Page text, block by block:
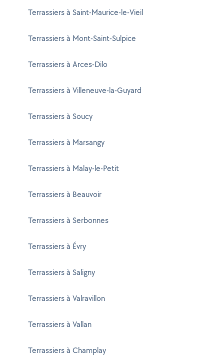
Terrassiers à Saint-Maurice-le-Vieil
Terrassiers à Mont-Saint-Sulpice
Terrassiers à Arces-Dilo
Terrassiers à Villeneuve-la-Guyard
Terrassiers à Soucy
Terrassiers à Marsangy
Terrassiers à Malay-le-Petit
Terrassiers à Beauvoir
Terrassiers à Serbonnes
Terrassiers à Évry
Terrassiers à Saligny
Terrassiers à Valravillon
Terrassiers à Vallan
Terrassiers à Champlay